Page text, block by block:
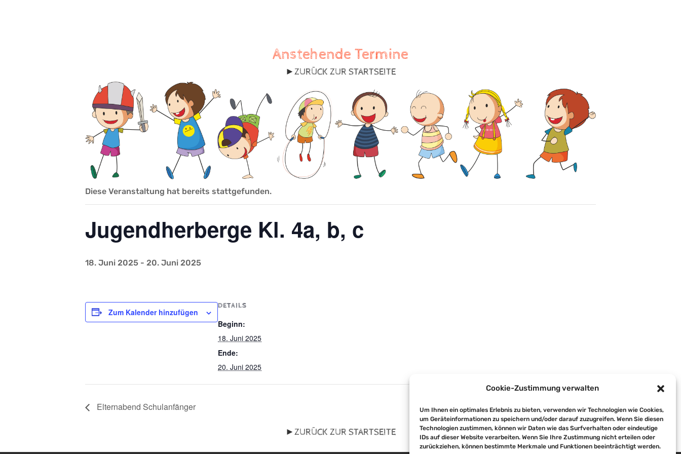
Cookie-Zustimmung verwalten
Um Ihnen ein optimales Erlebnis zu bieten, verwenden wir Technologien wie Cookies,
um Geräteinformationen zu speichern und/oder darauf zuzugreifen. Wenn Sie diesen
Technologien zustimmen, können wir Daten wie das Surfverhalten oder eindeutige
IDs auf dieser Website verarbeiten. Wenn Sie Ihre Zustimmung nicht erteilen oder
zurückziehen, können bestimmte Merkmale und Funktionen beeinträchtigt werden.
Anstehende Termine
►ZURÜCK ZUR STARTSEITE
Diese Veranstaltung hat bereits stattgefunden.
Jugendherberge Kl. 4a, b, c
18. Juni 2025 - 20. Juni 2025
Zum Kalender hinzufügen
DETAILS
Beginn:
18. Juni 2025
Ende:
20. Juni 2025
Elternabend Schulanfänger Feierstunde Klasse 4
►ZURÜCK ZUR STARTSEITE